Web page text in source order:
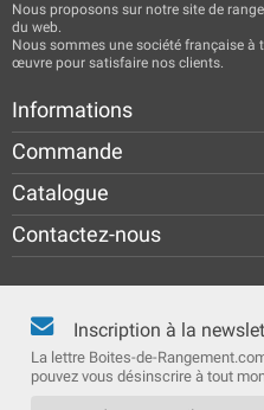
Nous proposons sur notre site de
du web.
Nous sommes une société française
œuvre pour satisfaire nos clients.
Informations
Commande
Catalogue
Contactez-nous
Inscription à la
La lettre Boites-de-
pouvez vous désinscrire à tout